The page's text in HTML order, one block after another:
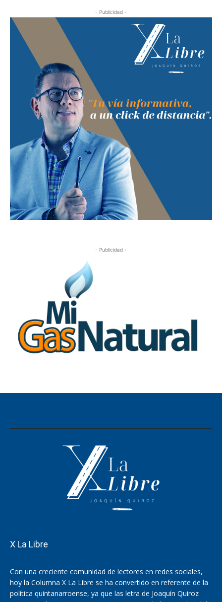
X La Libre
Con una creciente comunidad de lectores en redes sociales,
hoy la Columna X La Libre se ha convertido en referente de la
política quintanarroense, ya que las letra de Joaquín Quiroz